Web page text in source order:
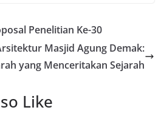
Penelitian Ke-30
Masjid Agung Demak:
yang Menceritakan Sejarah
Like